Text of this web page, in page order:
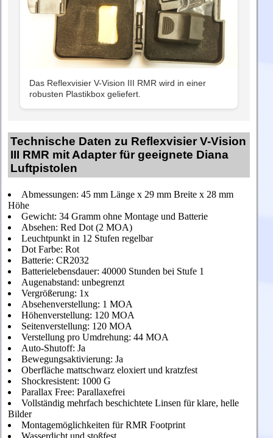
Das Reflexvisier V-Vision III RMR wird in einer
robusten Plastikbox geliefert.
Technische Daten zu Reflexvisier V-Vision
III RMR mit Adapter für geeignete Diana
Luftpistolen
Abmessungen: 45 mm Länge x 29 mm Breite x 28 mm
Höhe
Gewicht: 34 Gramm ohne Montage und Batterie
Absehen: Red Dot (2 MOA)
Leuchtpunkt in 12 Stufen regelbar
Dot Farbe: Rot
Batterie: CR2032
Batterielebensdauer: 40000 Stunden bei Stufe 1
Augenabstand: unbegrenzt
Vergrößerung: 1x
Absehenverstellung: 1 MOA
Höhenverstellung: 120 MOA
Seitenverstellung: 120 MOA
Verstellung pro Umdrehung: 44 MOA
Auto-Shutoff: Ja
Bewegungsaktivierung: Ja
Oberfläche mattschwarz eloxiert und kratzfest
Shockresistent: 1000 G
Parallax Free: Parallaxefrei
Vollständig mehrfach beschichtete Linsen für klare, helle
Bilder
Montagemöglichkeiten für RMR Footprint
Wasserdicht und stoßfest